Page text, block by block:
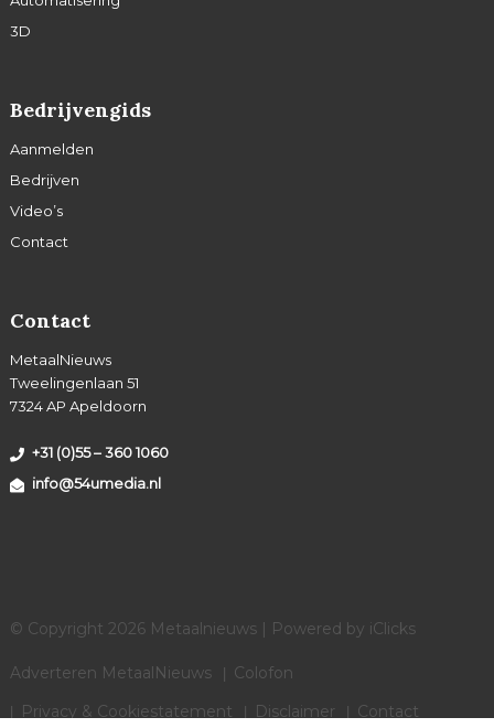
3D
Bedrijvengids
Aanmelden
Bedrijven
Video’s
Contact
Contact
MetaalNieuws
Tweelingenlaan 51
7324 AP Apeldoorn
+31 (0)55 – 360 1060
info@54umedia.nl
© Copyright 2026 Metaalnieuws | Powered by iClicks
Adverteren MetaalNieuws
Colofon
Privacy & Cookiestatement
Disclaimer Contact